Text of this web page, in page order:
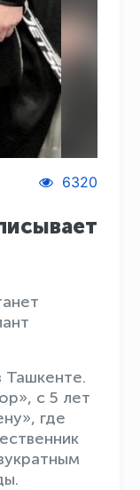
6320
Ташкенте.
с 5 лет
где